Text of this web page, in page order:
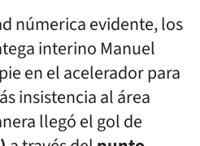
númerica evidente, los
interino Manuel
en el acelerador para
insistencia al área
llegó el gol de